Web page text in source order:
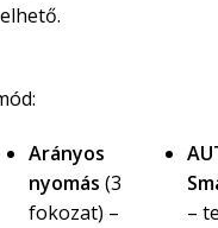
Arányos
nyomás (3
fokozat) –
–